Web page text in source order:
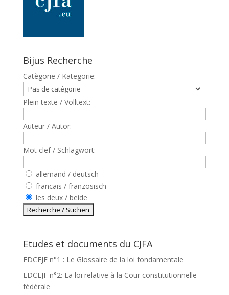
Bijus Recherche
Catègorie / Kategorie:
Plein texte / Volltext:
Auteur / Autor:
Mot clef / Schlagwort:
allemand / deutsch
francais / französisch
les deux / beide
Etudes et documents du CJFA
EDCEJF n°1 : Le Glossaire de la loi fondamentale
EDCEJF n°2: La loi relative à la Cour constitutionnelle
fédérale